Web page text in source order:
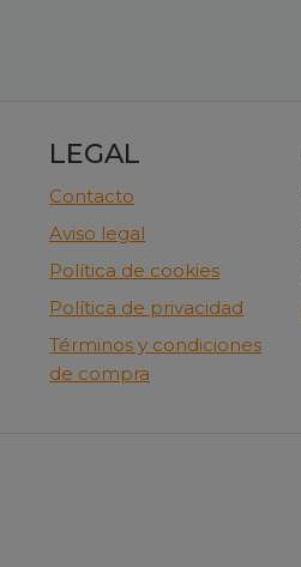
LEGAL
Contacto
Aviso legal
Política de cookies
Política de privacidad
Términos y condiciones
de compra